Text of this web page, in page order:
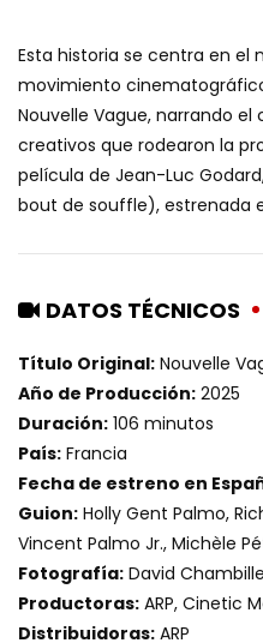
Esta historia se centra en el
movimiento
Nouvelle Vague, narrando
creativos que rodearon la
película de Jean-Luc
bout de souffle), estrenada
DATOS TÉCNICOS
Título Original: Nouvelle
Año de Producción: 2025
Duración: 106 minutos
País: Francia
Fecha de estreno en
Guion: Holly Gent Palmo,
Vincent Palmo Jr., Michèle
Fotografía: David Chambille
Productoras: ARP, Cinetic
Distribuidoras: ARP